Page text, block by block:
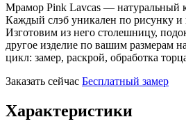
Мрамор Pink Lavcas — натуральный
Каждый слэб уникален по рисунку и
Изготовим из него столешницу,
другое изделие по вашим размерам
цикл: замер, раскрой, обработка
Заказать сейчас Бесплатный замер
Характеристики